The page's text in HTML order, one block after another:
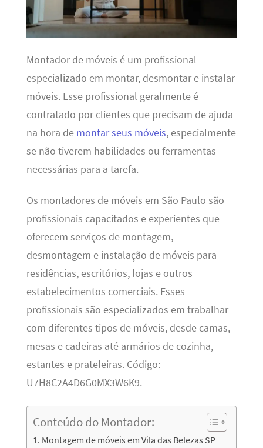
Montador de móveis é um profissional
especializado em montar, desmontar e instalar
móveis. Esse profissional geralmente é
contratado por clientes que precisam de ajuda
na hora de montar seus móveis, especialmente
se não tiverem habilidades ou ferramentas
necessárias para a tarefa.
Os montadores de móveis em São Paulo são
profissionais capacitados e experientes que
oferecem serviços de montagem,
desmontagem e instalação de móveis para
residências, escritórios, lojas e outros
estabelecimentos comerciais. Esses
profissionais são especializados em trabalhar
com diferentes tipos de móveis, desde camas,
mesas e cadeiras até armários de cozinha,
estantes e prateleiras. Código:
U7H8C2A4D6G0MX3W6K9.
Conteúdo do Montador:
Montagem de móveis em Vila das Belezas SP